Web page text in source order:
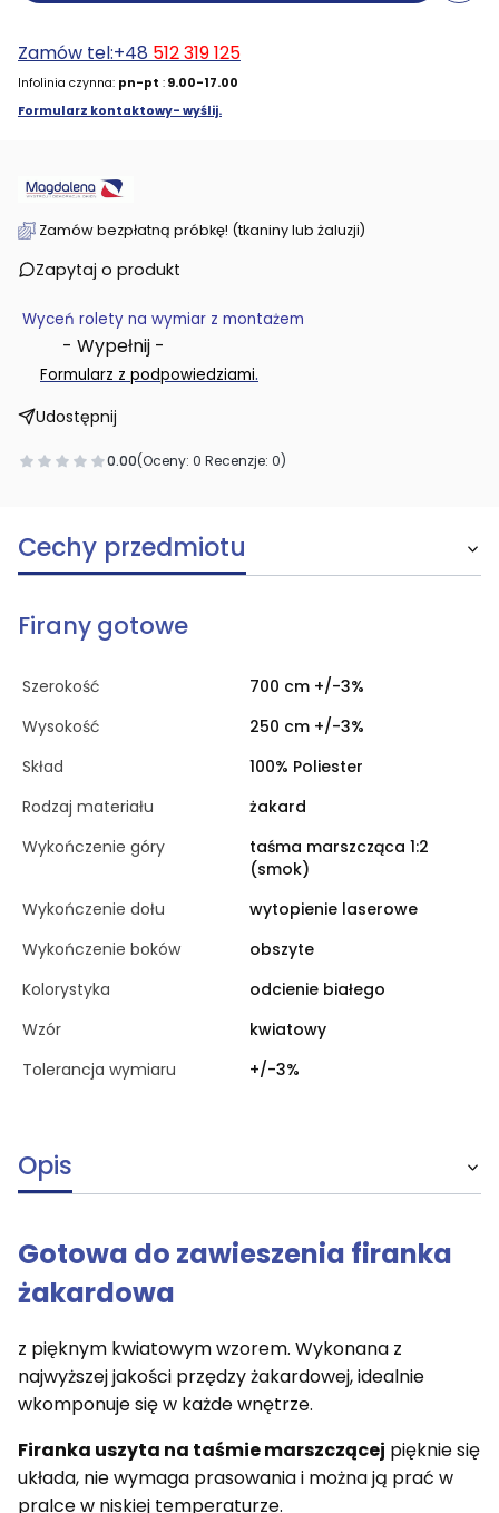
Zamów tel:+48 512 319 125
Infolinia czynna: pn-pt : 9.00-17.00
Formularz kontaktowy- wyślij.
Zamów bezpłatną próbkę! (tkaniny lub żaluzji)
Zapytaj o produkt
Wyceń rolety na wymiar z montażem
- Wypełnij -
Formularz z podpowiedziami.
Udostępnij
0.00(Oceny: 0 Recenzje: 0)
Cechy przedmiotu
Firany gotowe
Szerokość
700 cm +/-3%
Wysokość
250 cm +/-3%
Skład
100% Poliester
Rodzaj materiału
żakard
Wykończenie góry
taśma marszcząca 1:2
(smok)
Wykończenie dołu
wytopienie laserowe
Wykończenie boków
obszyte
Kolorystyka
odcienie białego
Wzór
kwiatowy
Tolerancja wymiaru
+/-3%
Opis
Gotowa do zawieszenia firanka
żakardowa
z pięknym kwiatowym wzorem. Wykonana z
najwyższej jakości przędzy żakardowej, idealnie
wkomponuje się w każde wnętrze.
Firanka uszyta na taśmie marszczącej pięknie się
układa, nie wymaga prasowania i można ją prać w
pralce w niskiej temperaturze.